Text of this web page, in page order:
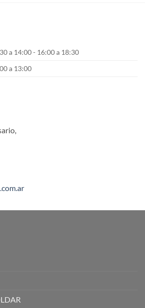
a 14:00 - 16:00 a 18:30
a 13:00